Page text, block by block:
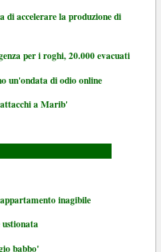
di accelerare la produzione di
per i roghi, 20.000 evacuati
un'ondata di odio online
a Marib'
inagibile
ustionata
babbo'